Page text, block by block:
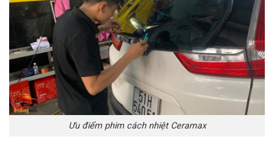
Ưu điểm phim cách nhiệt Ceramax